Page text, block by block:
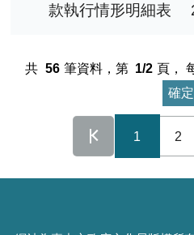
款執行情形明細表
共 56 筆資料，第 1/2 頁，
1 2